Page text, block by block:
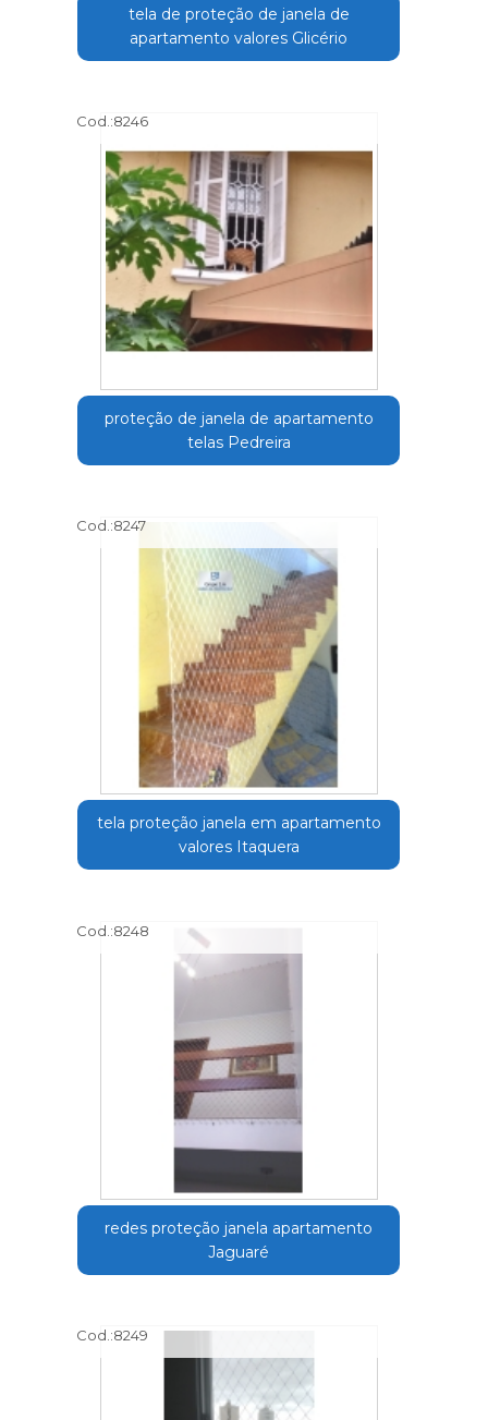
tela de proteção de janela de
apartamento valores Glicério
Cod.:8246
proteção de janela de apartamento
telas Pedreira
Cod.:8247
tela proteção janela em apartamento
valores Itaquera
Cod.:8248
redes proteção janela apartamento
Jaguaré
Cod.:8249